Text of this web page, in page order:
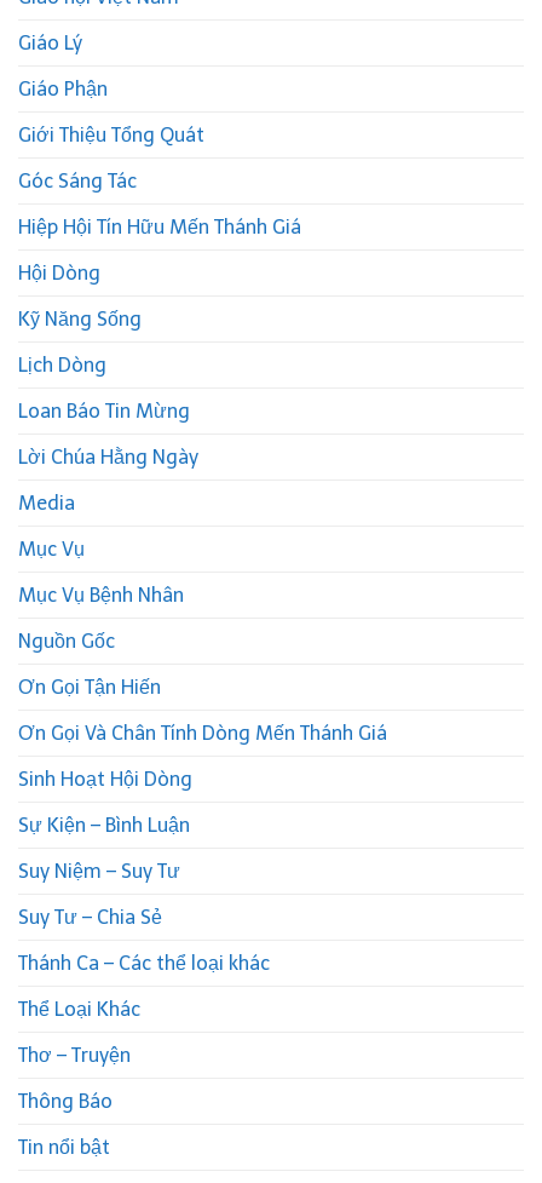
Giáo Lý
Giáo Phận
Giới Thiệu Tổng Quát
Góc Sáng Tác
Hiệp Hội Tín Hữu Mến Thánh Giá
Hội Dòng
Kỹ Năng Sống
Lịch Dòng
Loan Báo Tin Mừng
Lời Chúa Hằng Ngày
Media
Mục Vụ
Mục Vụ Bệnh Nhân
Nguồn Gốc
Ơn Gọi Tận Hiến
Ơn Gọi Và Chân Tính Dòng Mến Thánh Giá
Sinh Hoạt Hội Dòng
Sự Kiện – Bình Luận
Suy Niệm – Suy Tư
Suy Tư – Chia Sẻ
Thánh Ca – Các thể loại khác
Thể Loại Khác
Thơ – Truyện
Thông Báo
Tin nổi bật